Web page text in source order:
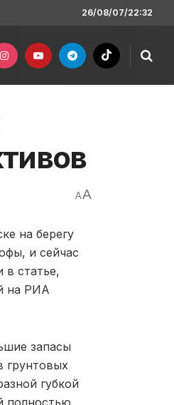
26/08/07/22:32
AA
на берегу
и сейчас
в статье,
на РИА
запасы
грунтовых
губкой
полностью